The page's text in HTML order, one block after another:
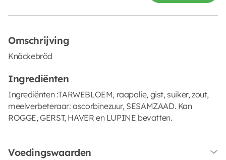
Omschrijving
Knäckebröd
Ingrediënten
Ingrediënten :TARWEBLOEM, raapolie, gist, suiker, zout,
meelverbeteraar: ascorbinezuur, SESAMZAAD. Kan
ROGGE, GERST, HAVER en LUPINE bevatten.
Voedingswaarden